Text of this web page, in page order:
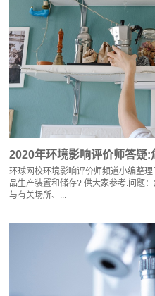
2020年环境影响评价师答疑
环球网校环境影响评价师频道小编整
品生产装置和储存? 供大家参考.问题
与有关场所、...